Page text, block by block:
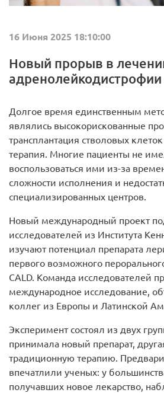
16 Июня 2025 18:10:00
Новый прорыв в
адренолейкодистрофии
Долгое время единственным
являлись высокорискованные
трансплантация стволовых
терапия. Многие пациенты не
воспользоваться ими из-за
сложности исполнения и
специализированных центров.
Новый международный проект
исследователей из Института
изучают потенциал препарата
первого возможного
CALD. Команда исследователей
международное исследование,
коллег из Европы и Латинской
Эксперимент состоял из двух
принимала новый препарат,
традиционную терапию.
впечатлили ученых: у
получавших новое лекарство,